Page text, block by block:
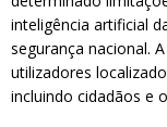
inteligência artificial
segurança nacional.
utilizadores
incluindo cidadãos e